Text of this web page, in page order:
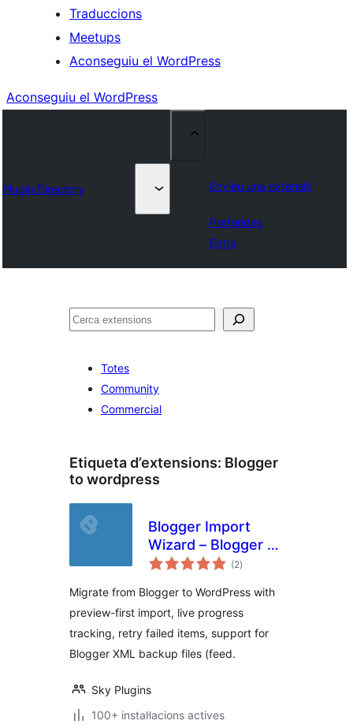
Traduccions
Meetups
Aconseguiu el WordPress
Aconseguiu el WordPress
Plugin Directory Envieu una extensió
Preferides
Entra
Cerca
Totes
Community
Commercial
Etiqueta d’extensions: Blogger
to wordpress
Blogger Import
Wizard – Blogger to
WordPress
(2puntuacions
totals
)
Migrate from Blogger to WordPress with
preview-first import, live progress
tracking, retry failed items, support for
Blogger XML backup files (feed.
Sky Plugins
100+ instal·lacions actives